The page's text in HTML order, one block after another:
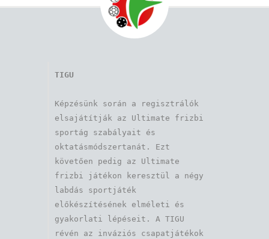
TIGU
Képzésünk során a regisztrálók
elsajátítják az Ultimate frizbi
sportág szabályait és
oktatásmódszertanát. Ezt
követően pedig az Ultimate
frizbi játékon keresztül a négy
labdás sportjáték
előkészítésének elméleti és
gyakorlati lépéseit. A TIGU
révén az inváziós csapatjátékok